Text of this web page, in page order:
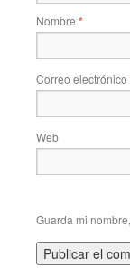
Nombre *
Correo electrónico
Web
Guarda mi